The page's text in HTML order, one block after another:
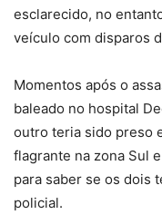
esclarecido, no
veículo com disparos
Momentos após o
baleado no hospital
outro teria sido preso
flagrante na zona Sul
para saber se os dois
policial.